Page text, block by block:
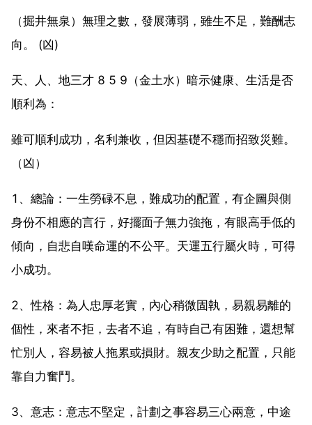
（掘井無泉）無理之數，發展薄弱，雖生不足，難酬志
向。 (凶)
天、人、地三才 8 5 9（金土水）暗示健康、生活是否
順利為：
雖可順利成功，名利兼收，但因基礎不穩而招致災難。
（凶）
1、總論：一生勞碌不息，難成功的配置，有企圖與側
身份不相應的言行，好擺面子無力強拖，有眼高手低的
傾向，自悲自嘆命運的不公平。天運五行屬火時，可得
小成功。
2、性格：為人忠厚老實，內心稍微固執，易親易離的
個性，來者不拒，去者不追，有時自己有困難，還想幫
忙別人，容易被人拖累或損財。親友少助之配置，只能
靠自力奮鬥。
3、意志：意志不堅定，計劃之事容易三心兩意，中途